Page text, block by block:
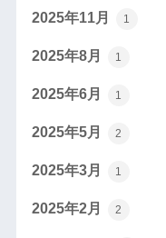
2025年11月 1
2025年8月 1
2025年6月 1
2025年5月 2
2025年3月 1
2025年2月 2